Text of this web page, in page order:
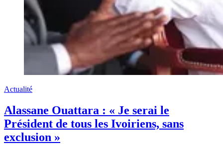
Actualité
Alassane Ouattara : « Je serai le
Président de tous les Ivoiriens, sans
exclusion »